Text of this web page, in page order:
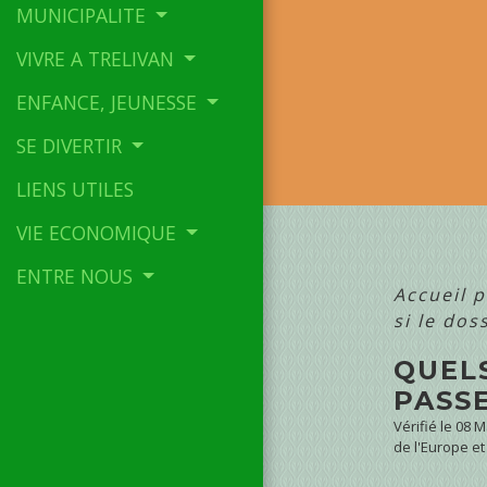
MUNICIPALITE
VIVRE A TRELIVAN
ENFANCE, JEUNESSE
SE DIVERTIR
LIENS UTILES
VIE ECONOMIQUE
ENTRE NOUS
Accueil
si le
Vérifié le 08
de l'Europe